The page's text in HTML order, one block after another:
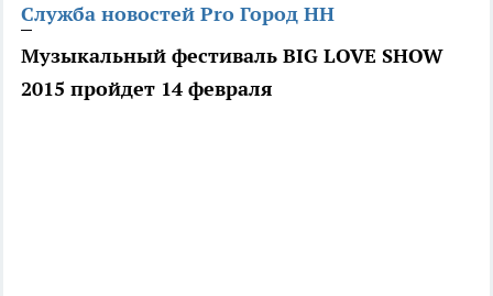
Служба новостей Pro Город НН
Музыкальный фестиваль BIG LOVE SHOW
2015 пройдет 14 февраля